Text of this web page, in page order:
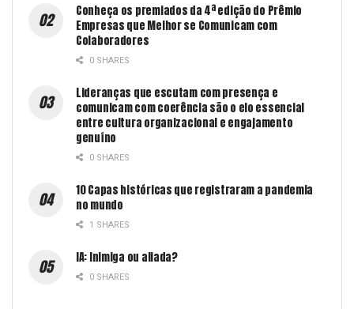
Conheça os premiados da 4ª edição do Prêmio
Empresas que Melhor se Comunicam com
Colaboradores
0 SHARES
Lideranças que escutam com presença e
comunicam com coerência são o elo essencial
entre cultura organizacional e engajamento
genuíno
0 SHARES
10 Capas históricas que registraram a pandemia
no mundo
1 SHARES
IA: Inimiga ou aliada?
0 SHARES